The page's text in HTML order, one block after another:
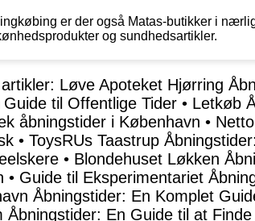
er der også Matas-butikker i
og sundhedsartikler.
Løve Apoteket Hjørring
til Offentlige Tider • Letkøb
åbningstider i København •
• ToysRUs Taastrup
• Blondehuset Løkken
• Guide til Eksperimentariet
Åbningstider: En Komplet
Åbningstider: En Guide til at